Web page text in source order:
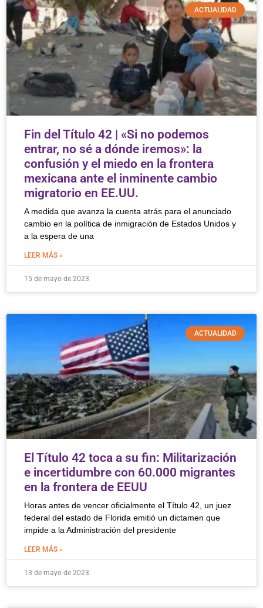
ACTUALIDAD
Fin del Título 42 | «Si no podemos
entrar, no sé a dónde iremos»: la
confusión y el miedo en la frontera
mexicana ante el inminente cambio
migratorio en EE.UU.
A medida que avanza la cuenta atrás para el anunciado
cambio en la política de inmigración de Estados Unidos y
a la espera de una
LEER MÁS »
15 de mayo de 2023
ACTUALIDAD
El Título 42 toca a su fin: Militarización
e incertidumbre con 60.000 migrantes
en la frontera de EEUU
Horas antes de vencer oficialmente el Título 42, un juez
federal del estado de Florida emitió un dictamen que
impide a la Administración del presidente
LEER MÁS »
13 de mayo de 2023